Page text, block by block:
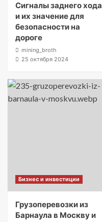
Сигналы заднего хода
и их значение для
безопасности на
дороге
mining_broth
25 октября 2024
Бизнес и инвестиции
Грузоперевозки из
Барнаула в Москву и